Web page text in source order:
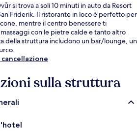
si trova a soli 10 minuti in auto da Resort
Friderik. Il ristorante in loco è perfetto per
mentre il centro benessere ti
con le pietre calde e tanto altro
della struttura includono un bar/lounge, un
sulla struttura